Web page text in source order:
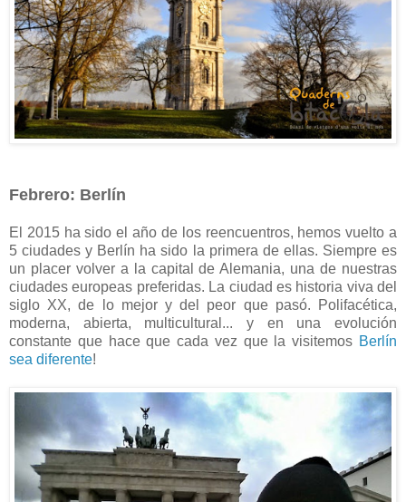
Febrero: Berlín
El 2015 ha sido el año de los reencuentros, hemos vuelto a
5 ciudades y Berlín ha sido la primera de ellas. Siempre es
un placer volver a la capital de Alemania, una de nuestras
ciudades europeas preferidas. La ciudad es historia viva del
siglo XX, de lo mejor y del peor que pasó. Polifacética,
moderna, abierta, multicultural... y en una evolución
constante que hace que cada vez que la visitemos Berlín
sea diferente!